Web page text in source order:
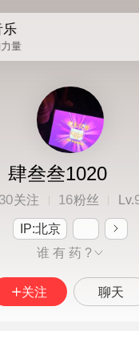
乐
量
肆叁叁1020
30关注 16粉丝 Lv.
IP:北京
谁 有 药 ?
关注 聊天